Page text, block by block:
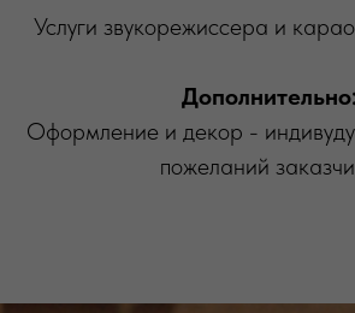
Услуги звукорежиссера и
Дополнительно:
Оформление и декор -
пожеланий